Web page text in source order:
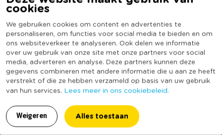
cookies
We gebruiken cookies om content en advertenties te
personaliseren, om functies voor social media te bieden en om
ons websiteverkeer te analyseren. Ook delen we informatie
over uw gebruik van onze site met onze partners voor social
media, adverteren en analyse. Deze partners kunnen deze
gegevens combineren met andere informatie die u aan ze heeft
verstrekt of die ze hebben verzameld op basis van uw gebruik
van hun services. Lees meer in ons cookiebeleid.
Weigeren Alles toestaan
Let op!Dit artikel is alleen per 6 stuks te bestellen. De
• Wijnglas
• Stapelbaar
• Met korte steel
• Inhoud: 20 cl
• Geschikt voor in de vaatwasser
Online Only
Materiaal
Glas
Kleur
Transparant
Inhoud in liter
0.2
Vaatwasmachine bestendig
Ja
Geschikt voor magnetron
Ja
Duurzaamheidsscore
(Nog) geen score
bekend